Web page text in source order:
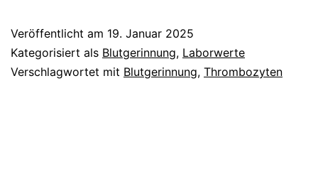
Veröffentlicht am 19. Januar 2025
Kategorisiert als Blutgerinnung, Laborwerte
Verschlagwortet mit Blutgerinnung, Thrombozyten